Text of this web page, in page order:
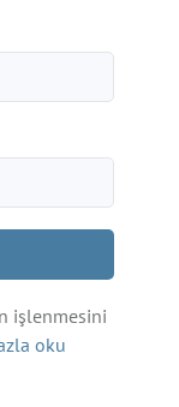
işlenmesini
oku